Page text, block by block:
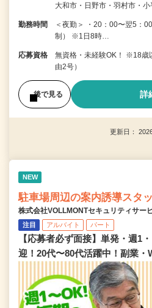
大和市・日野市・羽村市・
勤務時間
＜夜勤＞ ・20：00〜翌5：
制） ※1日8時…
応募資格
無資格・未経験OK！ ※18歳
由2号）
後で見る 詳
更新日：
NEW
駐車場周辺の案内誘導スタ
株式会社VOLLMONTセキュリティサー
注目 アルバイト パート
【応募者必ず面接】単発・週1
迎！20代〜80代活躍中！副業・